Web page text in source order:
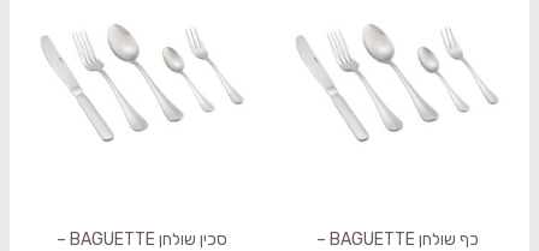
כף שולחן BAGUETTE –
סכין שולחן BAGUETTE –